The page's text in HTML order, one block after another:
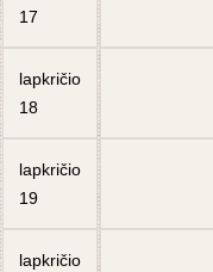
17
lapkričio
18
lapkričio
19
lapkričio